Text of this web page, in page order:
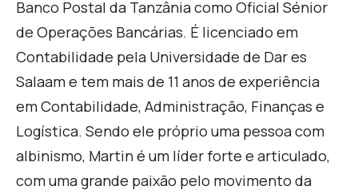
Banco Postal da Tanzânia como Oficial Sénior
de Operações Bancárias. É licenciado em
Contabilidade pela Universidade de Dar es
Salaam e tem mais de 11 anos de experiência
em Contabilidade, Administração, Finanças e
Logística. Sendo ele próprio uma pessoa com
albinismo, Martin é um líder forte e articulado,
com uma grande paixão pelo movimento da